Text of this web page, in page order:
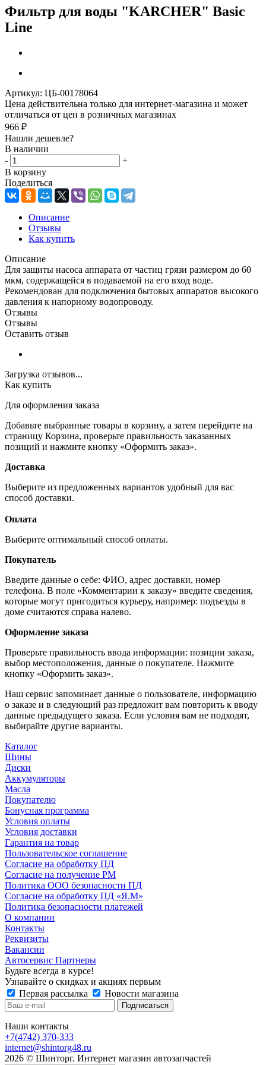
Фильтр для воды "KARCHER" Basic
Line
Артикул: ЦБ-00178064
Цена действительна только для интернет-магазина и может
отличаться от цен в розничных магазинах
966 ₽
Нашли дешевле?
В наличии
-
+
В корзину
Поделиться
Описание
Отзывы
Как купить
Описание
Для защиты насоса аппарата от частиц грязи размером до 60
мкм, содержащейся в подаваемой на его вход воде.
Рекомендован для подключения бытовых аппаратов высокого
давления к напорному водопроводу.
Отзывы
Отзывы
Оставить отзыв
Загрузка отзывов...
Как купить
Для оформления заказа
Добавьте выбранные товары в корзину, а затем перейдите на
страницу Корзина, проверьте правильность заказанных
позиций и нажмите кнопку «Оформить заказ».
Доставка
Выберите из предложенных вариантов удобный для вас
способ доставки.
Оплата
Выберите оптимальный способ оплаты.
Покупатель
Введите данные о себе: ФИО, адрес доставки, номер
телефона. В поле «Комментарии к заказу» введите сведения,
которые могут пригодиться курьеру, например: подъезды в
доме считаются справа налево.
Оформление заказа
Проверьте правильность ввода информации: позиции заказа,
выбор местоположения, данные о покупателе. Нажмите
кнопку «Оформить заказ».
Наш сервис запоминает данные о пользователе, информацию
о заказе и в следующий раз предложит вам повторить к вводу
данные предыдущего заказа. Если условия вам не подходят,
выбирайте другие варианты.
Каталог
Шины
Диски
Аккумуляторы
Масла
Покупателю
Бонусная программа
Условия оплаты
Условия доставки
Гарантия на товар
Пользовательское соглашение
Согласие на обработку ПД
Согласие на получение РМ
Политика ООО безопасности ПД
Согласие на обработку ПД «Я.М»
Политика безопасности платежей
О компании
Контакты
Реквизиты
Вакансии
Автосервис Партнеры
Будьте всегда в курсе!
Узнавайте о скидках и акциях первым
Первая рассылка
Новости магазина
Наши контакты
+7(4742) 370-333
internet@shintorg48.ru
2026 © Шинторг. Интернет магазин автозапчастей